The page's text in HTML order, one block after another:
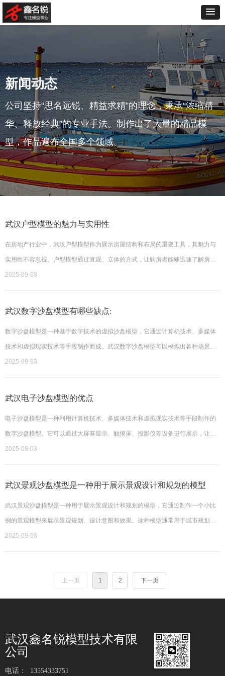
新闻动态
公司坚持“思名远锐、精益求精”的理念，秉承“浓缩精
华、释放经典”的专业手法。制作出了大量的精品模
型，作品遍布全国多个领域。
武汉户型模型的魅力与实用性
在房地产行业中，武汉户型模型作为展示房屋结构和布局的重要工具，其魅力与
实用性不容忽视。户型模型通过直观、立体的方式，让购房者能够迅速了解房屋
的空间布局、功能分区和装修风格，为购房决策提供有力支持
2025-09-03
武汉数字沙盘模型有哪些缺点:
数字沙盘模型是一种基于数字技术的虚拟沙盘模型，它通过计算机技术、多媒体
技术和虚拟现实技术等手段制作而成。武汉数字沙盘模型可以模拟出各种场景和
环境，具有高度逼真度和交互性，让用户能够更加深入地了解和感受所展示的内
容。
2025-09-03
武汉电子沙盘模型的优点
电子沙盘模型是一种利用计算机技术、多媒体技术和虚拟现实技术等手段制作的
数字沙盘模型。它可以通过大屏幕显示、触摸屏、投影仪等设备进行展示，让用
户能够更加直观地了解和感受所展示的内容。
2025-09-03
武汉景观沙盘模型是一种用于展示景观设计和规划的模型
武汉景观沙盘模型是一种用于展示景观设计和规划的模型，它通过制作一个小比
例的景观模型来展示景观规划、设计意图和效果。这种模型通常用于城市规划、
园林设计、旅游景区规划等领域。
2025-09-03
上一页 1 2 下一页
电话： 13554333751
武汉鑫名锐模型技术有限
公司